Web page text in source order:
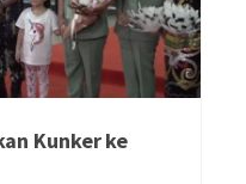
Kunker ke